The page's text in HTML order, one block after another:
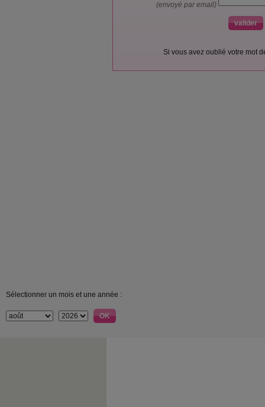
(envoyé par email)
Si vous avez oublié votre mot
Sélectionner un mois et une année :